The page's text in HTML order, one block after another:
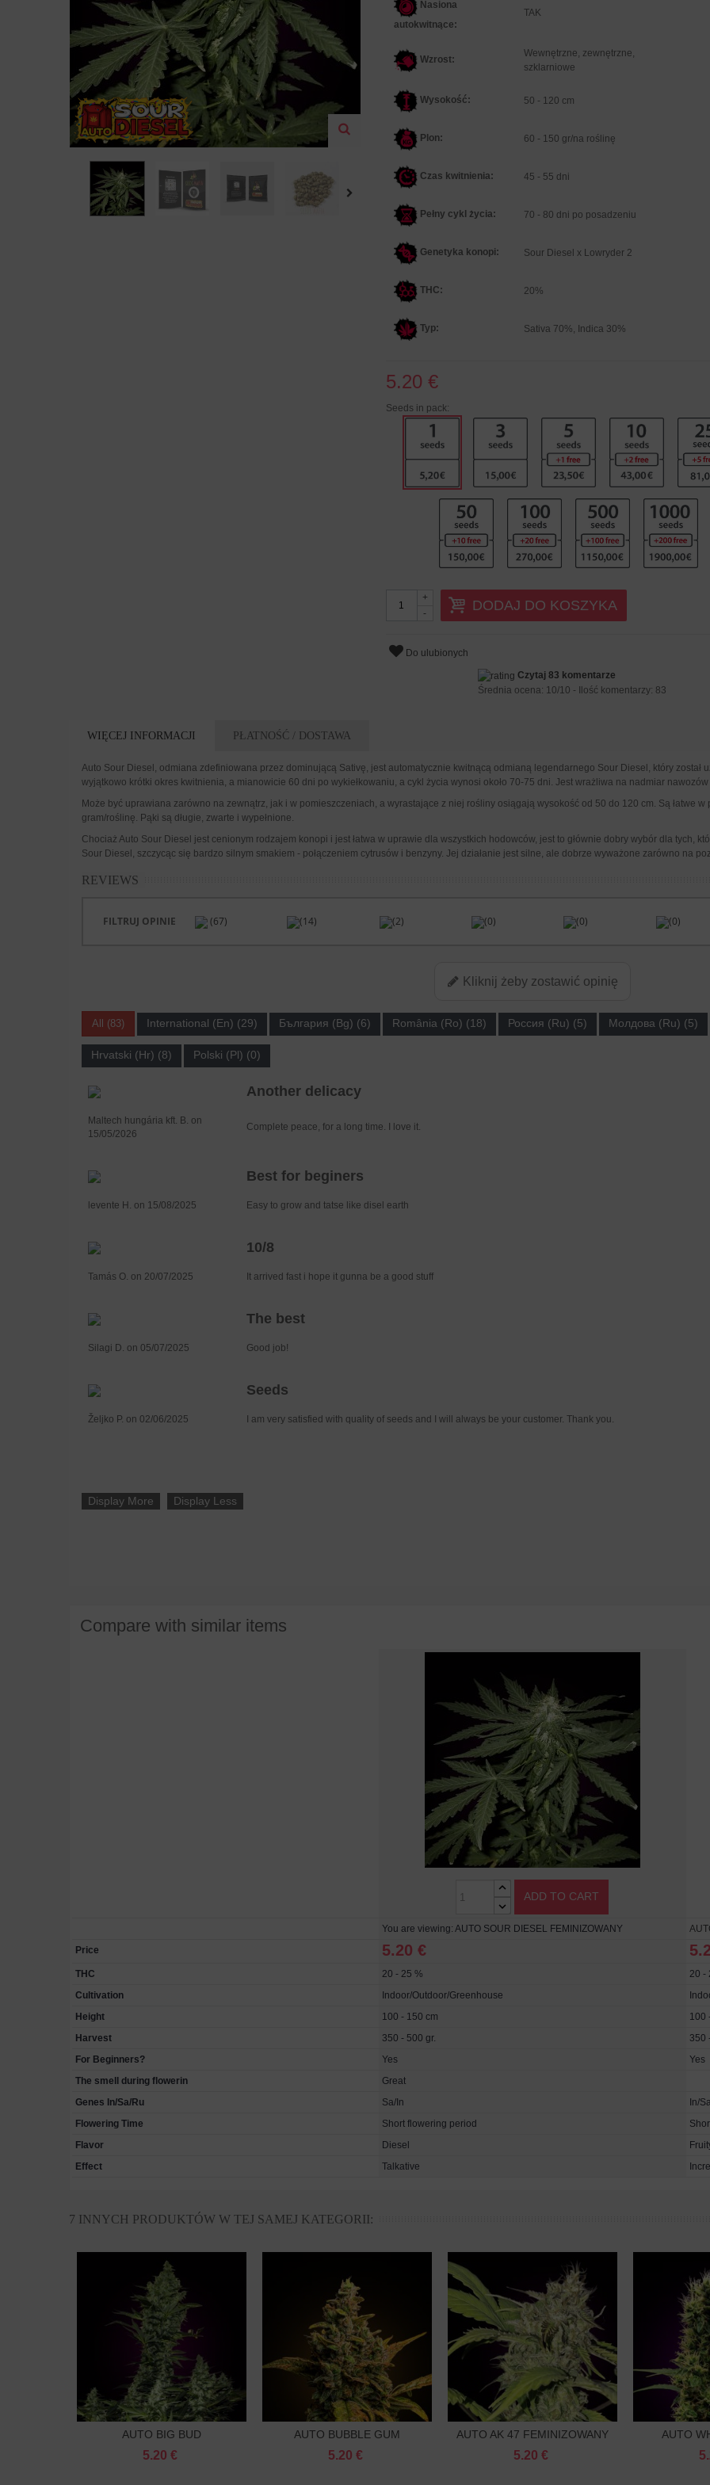
Nasiona
autokwitnące:
TAK
Wzrost:
Wewnętrzne, zewnętrzne,
szklarniowe
Wysokość: 50 - 120 cm
Plon: 60 - 150 gr/na roślinę
Czas kwitnienia: 45 - 55 dni
Pełny cykl życia: 70 - 80 dni po posadzeniu
Genetyka konopi: Sour Diesel x Lowryder 2
THC: 20%
Typ: Sativa 70%, Indica 30%
5.20 €
Seeds in pack:
-
+ DODAJ DO KOSZYKA
Do ulubionych
Czytaj 83 komentarze
Średnia ocena: 10/10 - Ilość komentarzy: 83
WIĘCEJ INFORMACJI PŁATNOŚĆ / DOSTAWA
Auto Sour Diesel, odmiana zdefiniowana przez dominującą Sativę, jest automatycznie kwitnącą odmianą legendarnego Sour Diesel, który został
wyjątkowo krótki okres kwitnienia, a mianowicie 60 dni po wykiełkowaniu, a cykl życia wynosi około 70-75 dni. Jest wrażliwa na nadmiar
Może być uprawiana zarówno na zewnątrz, jak i w pomieszczeniach, a wyrastające z niej rośliny osiągają wysokość od 50 do 120 cm. Są łatwe
gram/roślinę. Pąki są długie, zwarte i wypełnione.
Chociaż Auto Sour Diesel jest cenionym rodzajem konopi i jest łatwa w uprawie dla wszystkich hodowców, jest to głównie dobry wybór dla tych,
Sour Diesel, szczycąc się bardzo silnym smakiem - połączeniem cytrusów i benzyny. Jej działanie jest silne, ale dobrze wyważone zarówno na
REVIEWS
FILTRUJ OPINIE (67) (14) (2) (0) (0) (0)
Kliknij żeby zostawić opinię
All (83) International (En) (29) България (Bg) (6) România (Ro) (18) Россия (Ru) (5) Молдова (Ru) (5)
Hrvatski (Hr) (8) Polski (Pl) (0)
Another delicacy
Maltech hungária kft. B. on
15/05/2026
Complete peace, for a long time. I love it.
Best for beginers
levente H. on 15/08/2025 Easy to grow and tatse like disel earth
10/8
Tamás O. on 20/07/2025 It arrived fast i hope it gunna be a good stuff
The best
Silagi D. on 05/07/2025 Good job!
Seeds
Željko P. on 02/06/2025 I am very satisfied with quality of seeds and I will always be your customer. Thank you.
Display More Display Less
Compare with similar items
ADD TO CART
You are viewing: AUTO SOUR DIESEL FEMINIZOWANY
Price
5.20 €
THC 20 - 25 %
20 -
Cultivation
Indoor/Outdoor/Greenhouse
Height
100 - 150 cm
100
Harvest
350 - 500 gr.
350
For Beginners?
Yes
Yes
The smell during flowerin
Great
Genes In/Sa/Ru
Sa/In
In/
Flowering Time
Short flowering period
Flavor
Diesel
Effect
Talkative
7 INNYCH PRODUKTÓW W TEJ SAMEJ KATEGORII:
Do koszyka
AUTO BIG BUD
FEMINIZOWANE
5.20 €
Do koszyka
AUTO BUBBLE GUM
FEMINIZOWANA
5.20 €
Do koszyka
AUTO AK 47 FEMINIZOWANY
5.20 €
AUTO